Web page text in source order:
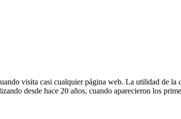
visita casi cualquier página web. La utilidad de la
desde hace 20 años, cuando aparecieron los